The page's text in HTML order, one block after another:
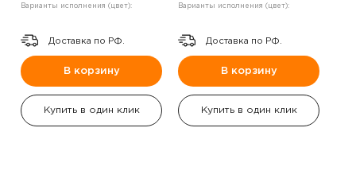
Варианты исполнения (цвет):
Доставка по РФ.
В корзину
Купить в один клик
Варианты исполнения (цвет):
Доставка по РФ.
В корзину
Купить в один клик